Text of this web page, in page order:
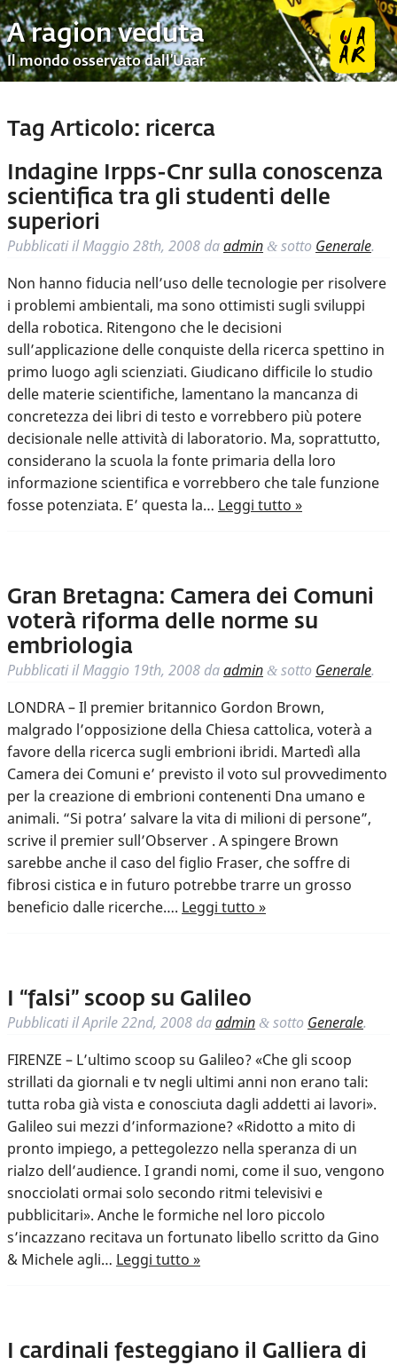
A ragion veduta
Il mondo osservato dall’Uaar
Tag Articolo: ricerca
Indagine Irpps-Cnr sulla conoscenza
scientifica tra gli studenti delle
superiori
Pubblicati ilMaggio 28th, 2008 daadmin & sotto Generale.
Non hanno fiducia nell’uso delle tecnologie per risolvere
i problemi ambientali, ma sono ottimisti sugli sviluppi
della robotica. Ritengono che le decisioni
sull’applicazione delle conquiste della ricerca spettino in
primo luogo agli scienziati. Giudicano difficile lo studio
delle materie scientifiche, lamentano la mancanza di
concretezza dei libri di testo e vorrebbero più potere
decisionale nelle attività di laboratorio. Ma, soprattutto,
considerano la scuola la fonte primaria della loro
informazione scientifica e vorrebbero che tale funzione
fosse potenziata. E’ questa la… Leggi tutto »
Gran Bretagna: Camera dei Comuni
voterà riforma delle norme su
embriologia
Pubblicati ilMaggio 19th, 2008 daadmin & sotto Generale.
LONDRA – Il premier britannico Gordon Brown,
malgrado l’opposizione della Chiesa cattolica, voterà a
favore della ricerca sugli embrioni ibridi. Martedì alla
Camera dei Comuni e’ previsto il voto sul provvedimento
per la creazione di embrioni contenenti Dna umano e
animali. “Si potra’ salvare la vita di milioni di persone”,
scrive il premier sull’Observer . A spingere Brown
sarebbe anche il caso del figlio Fraser, che soffre di
fibrosi cistica e in futuro potrebbe trarre un grosso
beneficio dalle ricerche…. Leggi tutto »
I “falsi” scoop su Galileo
Pubblicati ilAprile 22nd, 2008 daadmin & sotto Generale.
FIRENZE – L’ultimo scoop su Galileo? «Che gli scoop
strillati da giornali e tv negli ultimi anni non erano tali:
tutta roba già vista e conosciuta dagli addetti ai lavori».
Galileo sui mezzi d’informazione? «Ridotto a mito di
pronto impiego, a pettegolezzo nella speranza di un
rialzo dell’audience. I grandi nomi, come il suo, vengono
snocciolati ormai solo secondo ritmi televisivi e
pubblicitari». Anche le formiche nel loro piccolo
s’incazzano recitava un fortunato libello scritto da Gino
& Michele agli… Leggi tutto »
I cardinali festeggiano il Galliera di